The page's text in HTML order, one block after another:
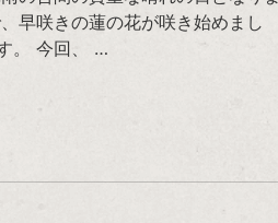
早咲きの蓮の花が咲き始めまし
。 今回、 …